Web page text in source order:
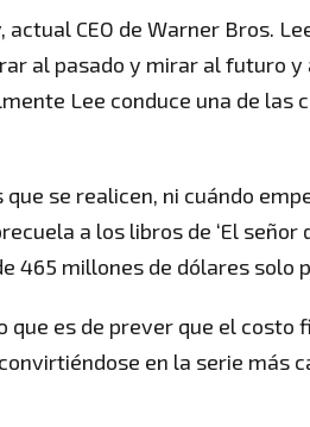
CEO de Warner Bros.
al pasado y mirar al futuro
Lee conduce una de las
se realicen, ni cuándo
a los libros de ‘El señor
465 millones de dólares solo
que es de prever que el costo
en la serie más